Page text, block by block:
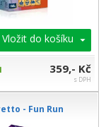
Vložit do košíku
359,- Kč
s DPH
- Fun Run